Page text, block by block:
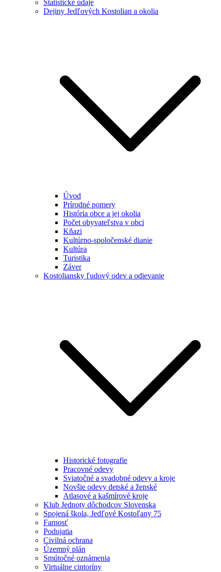
Štatistické údaje
Dejiny Jedľových Kostolian a okolia
Úvod
Prírodné pomery
História obce a jej okolia
Počet obyvateľstva v obci
Kňazi
Kultúrno-spoločenské dianie
Kultúra
Turistika
Záver
Kostoliansky ľudový odev a odievanie
Historické fotografie
Pracovné odevy
Sviatočné a svadobné odevy a kroje
Novšie odevy detské a ženské
Atlasové a kašmírové kroje
Klub Jednoty dôchodcov Slovenska
Spojená škola, Jedľové Kostoľany 75
Farnosť
Podujatia
Civilná ochrana
Územný plán
Smútočné oznámenia
Virtuálne cintoríny